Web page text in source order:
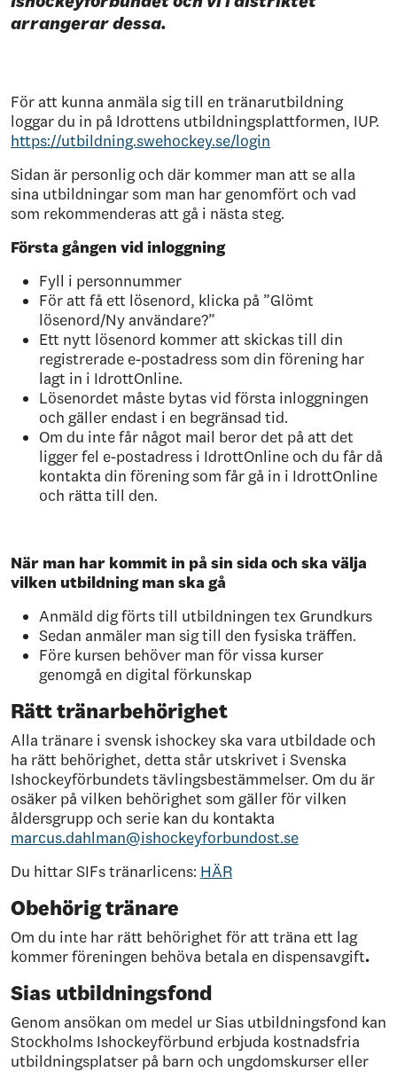
arrangerar dessa.
För att kunna anmäla sig till en tränarutbildning
loggar du in på Idrottens utbildningsplattformen, IUP.
https://utbildning.swehockey.se/login
Sidan är personlig och där kommer man att se alla
sina utbildningar som man har genomfört och vad
som rekommenderas att gå i nästa steg.
Första gången vid inloggning
Fyll i personnummer
För att få ett lösenord, klicka på ”Glömt
lösenord/Ny användare?”
Ett nytt lösenord kommer att skickas till din
registrerade e-postadress som din förening har
lagt in i IdrottOnline.
Lösenordet måste bytas vid första inloggningen
och gäller endast i en begränsad tid.
Om du inte får något mail beror det på att det
ligger fel e-postadress i IdrottOnline och du får då
kontakta din förening som får gå in i IdrottOnline
och rätta till den.
När man har kommit in på sin sida och ska välja
vilken utbildning man ska gå
Anmäld dig förts till utbildningen tex Grundkurs
Sedan anmäler man sig till den fysiska träffen.
Före kursen behöver man för vissa kurser
genomgå en digital förkunskap
Rätt tränarbehörighet
Alla tränare i svensk ishockey ska vara utbildade och
ha rätt behörighet, detta står utskrivet i Svenska
Ishockeyförbundets tävlingsbestämmelser. Om du är
osäker på vilken behörighet som gäller för vilken
åldersgrupp och serie kan du kontakta
marcus.dahlman@ishockeyforbundost.se
Du hittar SIFs tränarlicens: HÄR
Obehörig tränare
Om du inte har rätt behörighet för att träna ett lag
kommer föreningen behöva betala en dispensavgift.
Sias utbildningsfond
Genom ansökan om medel ur Sias utbildningsfond kan
Stockholms Ishockeyförbund erbjuda kostnadsfria
utbildningsplatser på barn och ungdomskurser eller